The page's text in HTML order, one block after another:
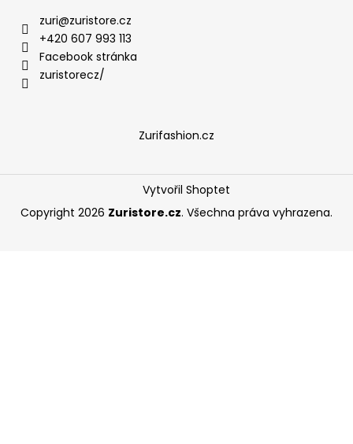
zuri@zuristore.cz
+420 607 993 113
Facebook stránka
zuristorecz/
Zurifashion.cz
Vytvořil Shoptet
Copyright 2026 Zuristore.cz. Všechna práva vyhrazena.